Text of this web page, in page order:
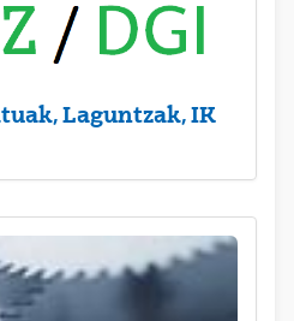
Laguntzak, IK